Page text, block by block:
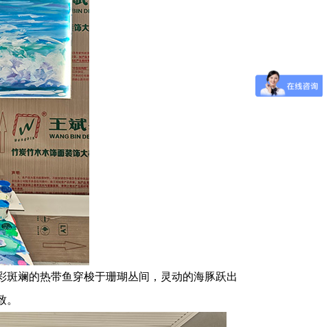
斓的热带鱼穿梭于珊瑚丛间，灵动的海豚跃出